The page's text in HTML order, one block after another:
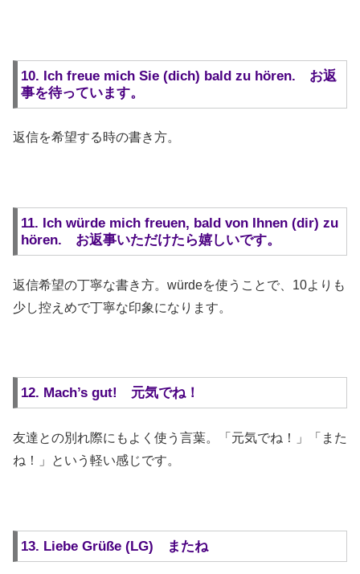
10. Ich freue mich Sie (dich) bald zu hören. お返
事を待っています。
返信を希望する時の書き方。
11. Ich würde mich freuen, bald von Ihnen (dir) zu
hören. お返事いただけたら嬉しいです。
返信希望の丁寧な書き方。würdeを使うことで、10よりも
少し控えめで丁寧な印象になります。
12. Mach’s gut! 元気でね！
友達との別れ際にもよく使う言葉。「元気でね！」「また
ね！」という軽い感じです。
13. Liebe Grüße (LG) またね